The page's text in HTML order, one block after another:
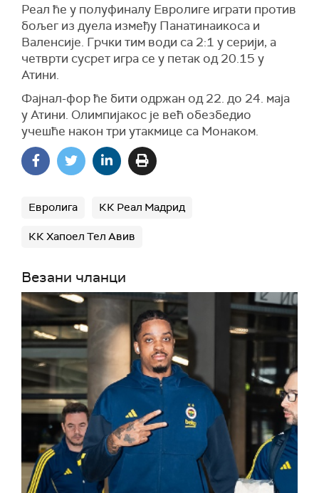
Реал ће у полуфиналу Евролиге играти против
бољег из дуела између Панатинаикоса и
Валенсије. Грчки тим води са 2:1 у серији, а
четврти сусрет игра се у петак од 20.15 у
Атини.
Фајнал-фор ће бити одржан од 22. до 24. маја
у Атини. Олимпијакос је већ обезбедио
учешће након три утакмице са Монаком.
Евролига КК Реал Мадрид
КК Хапоел Тел Авив
Везани чланци